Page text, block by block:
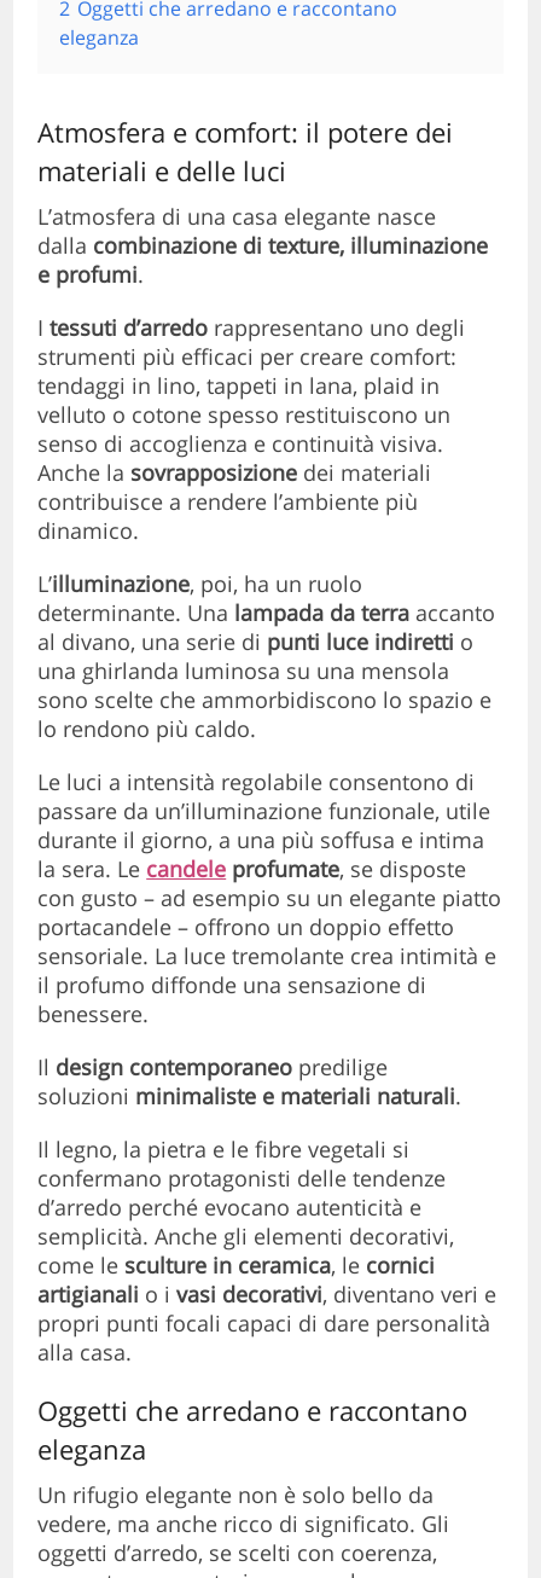
2 Oggetti che arredano e raccontano
eleganza
Atmosfera e comfort: il potere dei
materiali e delle luci
L’atmosfera di una casa elegante nasce
dalla combinazione di texture, illuminazione
e profumi.
Itessuti d’arredo rappresentano uno degli
strumenti più efficaci per creare comfort:
tendaggi in lino, tappeti in lana, plaid in
velluto o cotone spesso restituiscono un
senso di accoglienza e continuità visiva.
Anche la sovrapposizione dei materiali
contribuisce a rendere l’ambiente più
dinamico.
L’illuminazione, poi, ha un ruolo
determinante. Una lampada da terra accanto
al divano, una serie di punti luce indiretti o
una ghirlanda luminosa su una mensola
sono scelte che ammorbidiscono lo spazio e
lo rendono più caldo.
Le luci a intensità regolabile consentono di
passare da un’illuminazione funzionale, utile
durante il giorno, a una più soffusa e intima
la sera. Le candele profumate, se disposte
con gusto – ad esempio su un elegante piatto
portacandele – offrono un doppio effetto
sensoriale. La luce tremolante crea intimità e
il profumo diffonde una sensazione di
benessere.
Il design contemporaneo predilige
soluzioni minimaliste e materiali naturali.
Il legno, la pietra e le fibre vegetali si
confermano protagonisti delle tendenze
d’arredo perché evocano autenticità e
semplicità. Anche gli elementi decorativi,
come le sculture in ceramica, le cornici
artigianali o ivasi decorativi, diventano veri e
propri punti focali capaci di dare personalità
alla casa.
Oggetti che arredano e raccontano
eleganza
Un rifugio elegante non è solo bello da
vedere, ma anche ricco di significato. Gli
oggetti d’arredo, se scelti con coerenza,